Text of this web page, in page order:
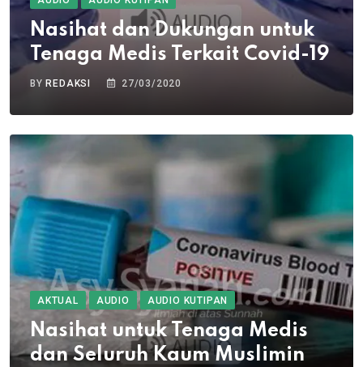
Nasihat dan Dukungan untuk
Tenaga Medis Terkait Covid-19
BY REDAKSI 27/03/2020
AKTUAL AUDIO AUDIO KUTIPAN
Nasihat untuk Tenaga Medis
dan Seluruh Kaum Muslimin